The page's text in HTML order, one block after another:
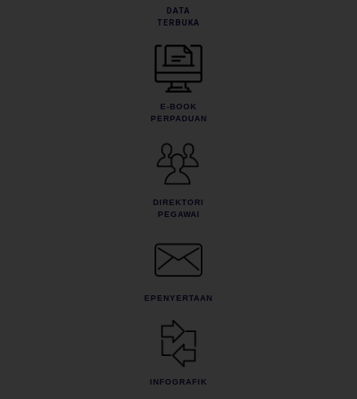
DATA
TERBUKA
E-BOOK
PERPADUAN
DIREKTORI
PEGAWAI
EPENYERTAAN
INFOGRAFIK